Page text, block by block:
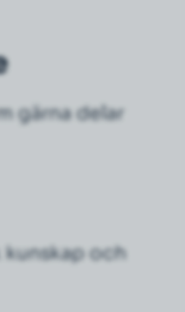
gärna delar
kunskap och